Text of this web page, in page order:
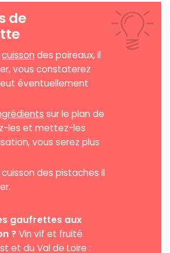
de
cuisson des poireaux, il
vous constaterez
éventuellement
sur le plan de
les et mettez-les
vous serez plus
des pistaches il
gaufrettes aux
? Vin vif et fruité
et du Val de Loire :